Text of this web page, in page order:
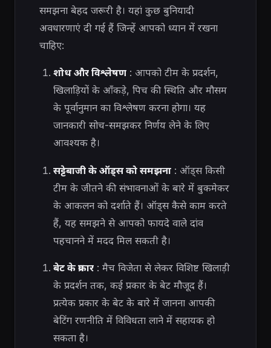
समझना बेहद जरूरी है। यहां कुछ बुनियादी
अवधारणाएं दी गई हैं जिन्हें आपको ध्यान में रखना
चाहिए:
शोध और विश्लेषण: आपको टीम के प्रदर्शन,
खिलाड़ियों के आँकड़े, पिच की स्थिति और मौसम
के पूर्वानुमान का विश्लेषण करना होगा। यह
जानकारी सोच-समझकर निर्णय लेने के लिए
आवश्यक है।
सट्टेबाजी के ऑड्स को समझना: ऑड्स किसी
टीम के जीतने की संभावनाओं के बारे में बुकमेकर
के आकलन को दर्शाते हैं। ऑड्स कैसे काम करते
हैं, यह समझने से आपको फायदे वाले दांव
पहचानने में मदद मिल सकती है।
बेट के प्रकार: मैच विजेता से लेकर विशिष्ट खिलाड़ी
के प्रदर्शन तक, कई प्रकार के बेट मौजूद हैं।
प्रत्येक प्रकार के बेट के बारे में जानना आपकी
बेटिंग रणनीति में विविधता लाने में सहायक हो
सकता है।